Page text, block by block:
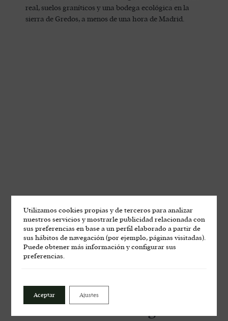
real, suelos graníticos y una bodega ecológica en la
sierra de Gredos, a menos de una hora de Madrid.
Martín en la Feria de la
Utilizamos cookies propias y de terceros para analizar
nuestros servicios y mostrarle publicidad relacionada con
sus preferencias en base a un perfil elaborado a partir de
sus hábitos de navegación (por ejemplo, páginas visitadas).
Puede obtener más información y configurar sus
preferencias.
Aceptar Ajustes